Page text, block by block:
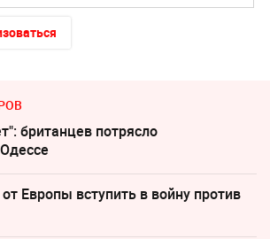
британцев потрясло
Европы вступить в войну против